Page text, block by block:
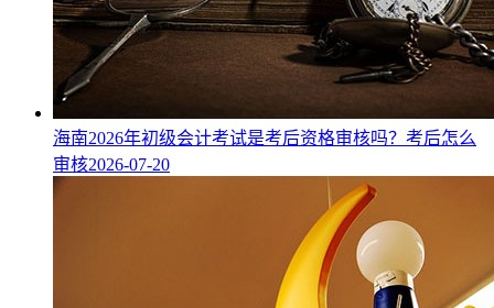
海南2026年初级会计考试是考后资格审核吗？考后怎么
审核2026-07-20